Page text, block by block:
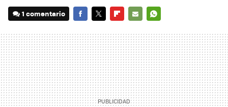
1 comentario
MAIL